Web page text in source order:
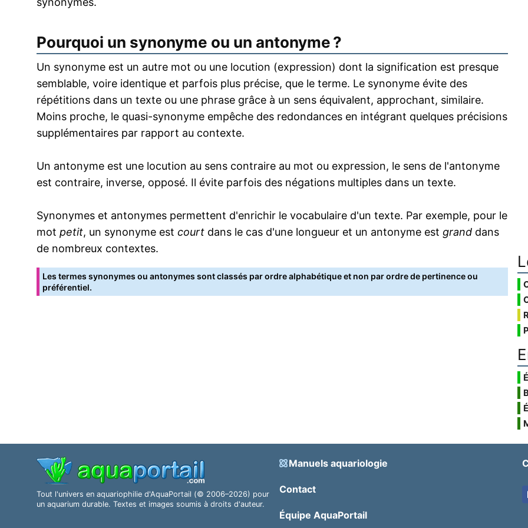
Pourquoi un synonyme ou un antonyme ?
Un synonyme est un autre mot ou une locution (expression) dont la signification est presque
semblable, voire identique et parfois plus précise, que le terme. Le synonyme évite des
répétitions dans un texte ou une phrase grâce à un sens équivalent, approchant, similaire.
Moins proche, le quasi-synonyme empêche des redondances en intégrant quelques précisions
supplémentaires par rapport au contexte.
Un antonyme est une locution au sens contraire au mot ou expression, le sens de l'antonyme
est contraire, inverse, opposé. Il évite parfois des négations multiples dans un texte.
Synonymes et antonymes permettent d'enrichir le vocabulaire d'un texte. Par exemple, pour le
mot petit, un synonyme est court dans le cas d'une longueur et un antonyme est grand dans
de nombreux contextes.
Les termes synonymes ou antonymes sont classés par ordre alphabétique et non par ordre de pertinence ou
préférentiel.
Tout l'univers en aquariophilie d'AquaPortail (© 2006–2026) pour
un aquarium durable. Textes et images soumis à droits d'auteur.
Manuels aquariologie
Contact
Équipe AquaPortail